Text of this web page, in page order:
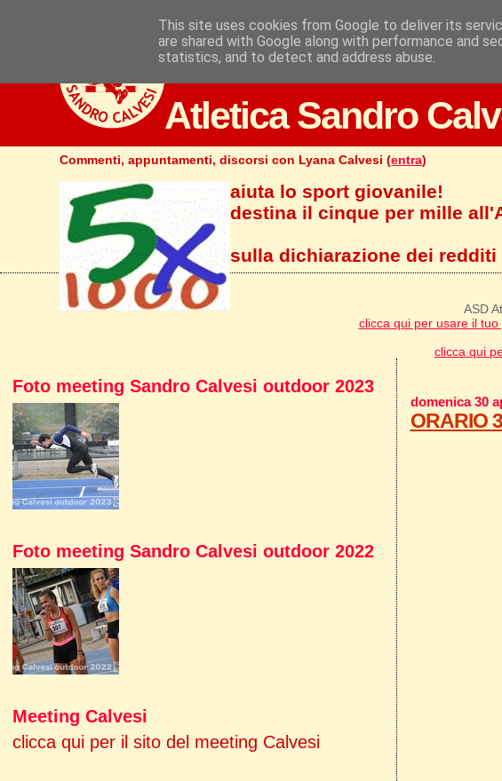
Atletica Sandro
Commenti, appuntamenti, discorsi con Lyana Calvesi (entra)
aiuta lo sport giovanile!
destina il cinque per mille
sulla dichiarazione dei
ASD
clicca qui per usare il
clicca qui
domenica 30
ORARIO
Foto meeting Sandro Calvesi outdoor 2023
Foto meeting Sandro Calvesi outdoor 2022
Meeting Calvesi
clicca qui per il sito del meeting Calvesi
This site uses cookies from Google to deliver its
are shared with Google along with performance and
statistics, and to detect and address abuse.